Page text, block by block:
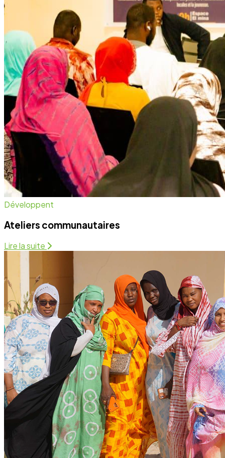
Développent
Ateliers communautaires
Lire la suite